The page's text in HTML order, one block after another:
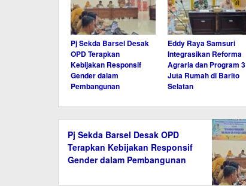
Pj Sekda Barsel Desak
OPD Terapkan
Kebijakan Responsif
Gender dalam
Pembangunan
Eddy Raya Samsuri
Integrasikan Reforma
Agraria dan Program 3
Juta Rumah di Barito
Selatan
Pj Sekda Barsel Desak OPD
Terapkan Kebijakan Responsif
Gender dalam Pembangunan